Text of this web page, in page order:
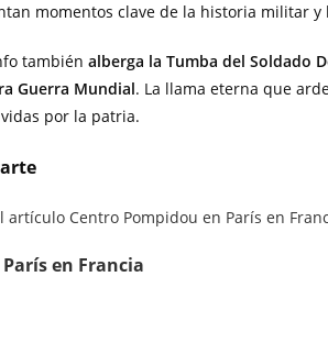
momentos clave de la historia militar y
también alberga la Tumba del Soldado
Guerra Mundial. La llama eterna que
por la patria.
en Francia